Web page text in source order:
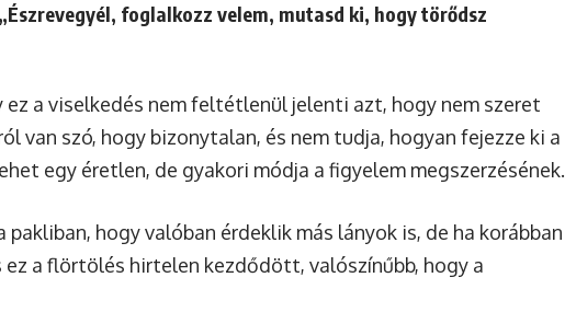
foglalkozz velem, mutasd ki, hogy törődsz
a viselkedés nem feltétlenül jelenti azt, hogy nem szeret
van szó, hogy bizonytalan, és nem tudja, hogyan fejezze ki a
egy éretlen, de gyakori módja a figyelem megszerzésének.
pakliban, hogy valóban érdeklik más lányok is, de ha korábban
a flörtölés hirtelen kezdődött, valószínűbb, hogy a